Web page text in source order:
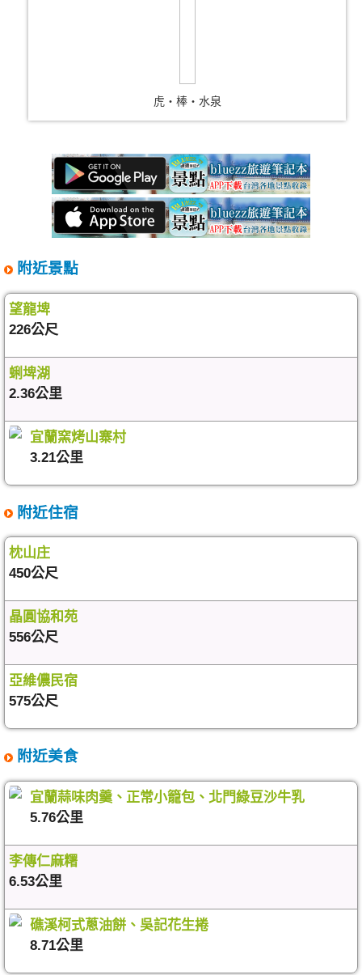
虎‧棒‧水泉
附近景點
望龍埤
226公尺
蜊埤湖
2.36公里
宜蘭窯烤山寨村
3.21公里
附近住宿
枕山庄
450公尺
晶圓協和苑
556公尺
亞維儂民宿
575公尺
附近美食
宜蘭蒜味肉羹、正常小籠包、北門綠豆沙牛乳
5.76公里
李傳仁麻糬
6.53公里
礁溪柯式蔥油餅、吳記花生捲
8.71公里